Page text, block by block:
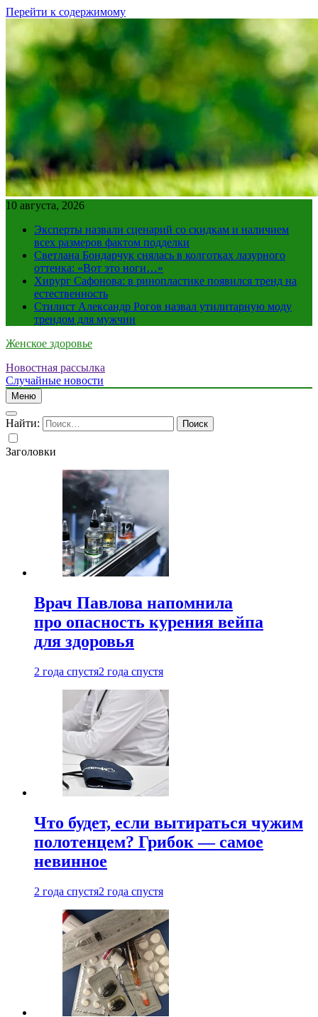
Перейти к содержимому
10 августа, 2026
Эксперты назвали сценарий со скидкам и наличием
всех размеров фактом подделки
Светлана Бондарчук снялась в колготках лазурного
оттенка: «Вот это ноги…»
Хирург Сафонова: в ринопластике появился тренд на
естественность
Стилист Александр Рогов назвал утилитарную моду
трендом для мужчин
Женское здоровье
Новостная рассылка
Случайные новости
Меню
Найти:
Заголовки
Врач Павлова напомнила
про опасность курения вейпа
для здоровья
2 года спустя2 года спустя
Что будет, если вытираться чужим
полотенцем? Грибок — самое
невинное
2 года спустя2 года спустя